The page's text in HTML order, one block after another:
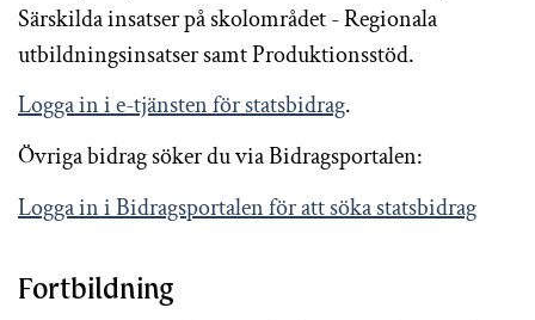
Särskilda insatser på skolområdet - Regionala
utbildningsinsatser samt Produktionsstöd.
Logga in i e-tjänsten för statsbidrag.
Övriga bidrag söker du via Bidragsportalen:
Logga in i Bidragsportalen för att söka statsbidrag
Fortbildning